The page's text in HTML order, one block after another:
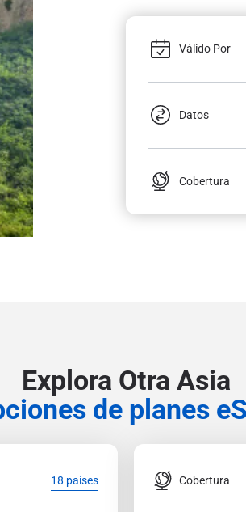
Válido Por
Datos
Cobertura
Explora Otra Asia
de planes
18 países Cobertura